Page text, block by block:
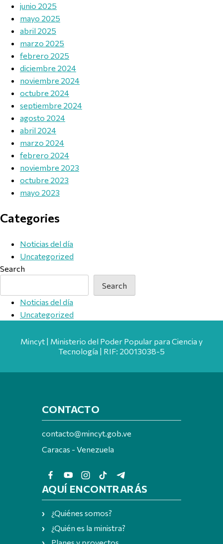
junio 2025
mayo 2025
abril 2025
marzo 2025
febrero 2025
diciembre 2024
noviembre 2024
octubre 2024
septiembre 2024
agosto 2024
abril 2024
marzo 2024
febrero 2024
noviembre 2023
octubre 2023
mayo 2023
Categories
Noticias del día
Uncategorized
Search
Search
Noticias del día
Uncategorized
Mincyt | Ministerio del Poder Popular para Ciencia y
Tecnología | RIF: 20013038-5
CONTACTO
contacto@mincyt.gob.ve
Caracas - Venezuela
AQUÍ ENCONTRARÁS
¿Quiénes somos?
¿Quién es la ministra?